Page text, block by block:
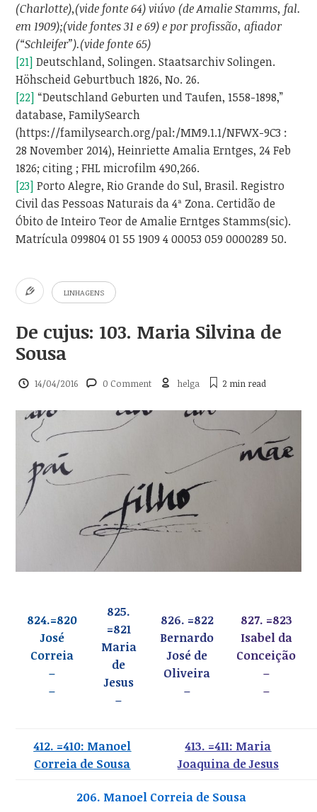
(Charlotte),(vide fonte 64) viúvo (de Amalie Stamms, fal.
em 1909);(vide fontes 31 e 69) e por profissão, afiador
(“Schleifer”).(vide fonte 65)
[21] Deutschland, Solingen. Staatsarchiv Solingen.
Höhscheid Geburtbuch 1826, No. 26.
[22] “Deutschland Geburten und Taufen, 1558-1898,”
database, FamilySearch
(https://familysearch.org/pal:/MM9.1.1/NFWX-9C3 :
28 November 2014), Heinriette Amalia Erntges, 24 Feb
1826; citing ; FHL microfilm 490,266.
[23] Porto Alegre, Rio Grande do Sul, Brasil. Registro
Civil das Pessoas Naturais da 4ª Zona. Certidão de
Óbito de Inteiro Teor de Amalie Erntges Stamms(sic).
Matrícula 099804 01 55 1909 4 00053 059 0000289 50.
LINHAGENS
De cujus: 103. Maria Silvina de
Sousa
14/04/2016 0 Comment helga 2 minread
824.=820
José
Correia
–
–
825.
=821
Maria
de
Jesus
–
826. =822
Bernardo
José de
Oliveira
–
827. =823
Isabel da
Conceição
–
–
412. =410: Manoel
Correia de Sousa
413. =411: Maria
Joaquina de Jesus
206. Manoel Correia de Sousa